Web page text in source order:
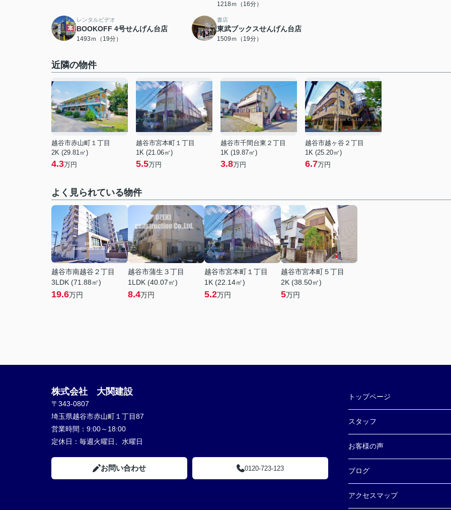
1218ｍ（16分）
レンタルビデオ
BOOKOFF 4号せんげん台店
1493ｍ（19分）
書店
東武ブックスせんげん台店
1509ｍ（19分）
近隣の物件
越谷市赤山町１丁目
2K (29.81㎡)
4.3万円
越谷市宮本町１丁目
1K (21.06㎡)
5.5万円
越谷市千間台東２丁目
1K (19.87㎡)
3.8万円
越谷市越ヶ谷２丁目
1K (25.20㎡)
6.7万円
よく見られている物件
越谷市南越谷２丁目
3LDK (71.88㎡)
19.6万円
越谷市蒲生３丁目
1LDK (40.07㎡)
8.4万円
越谷市宮本町１丁目
1K (22.14㎡)
5.2万円
越谷市宮本町５丁目
2K (38.50㎡)
5万円
株式会社 大関建設
〒343-0807
埼玉県越谷市赤山町１丁目87
営業時間： 9:00～18:00
定休日： 毎週火曜日、水曜日
お問い合わせ 0120-723-123
トップページ
スタッフ
お客様の声
ブログ
アクセスマップ